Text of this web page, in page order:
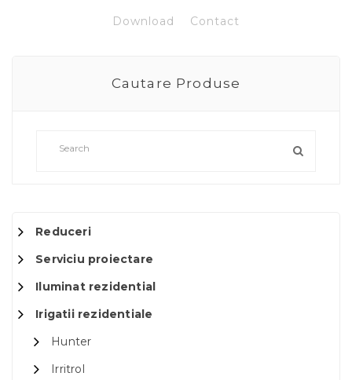
Download Contact
Cautare Produse
Reduceri
Serviciu proiectare
Iluminat rezidential
Irigatii rezidentiale
Hunter
Irritrol